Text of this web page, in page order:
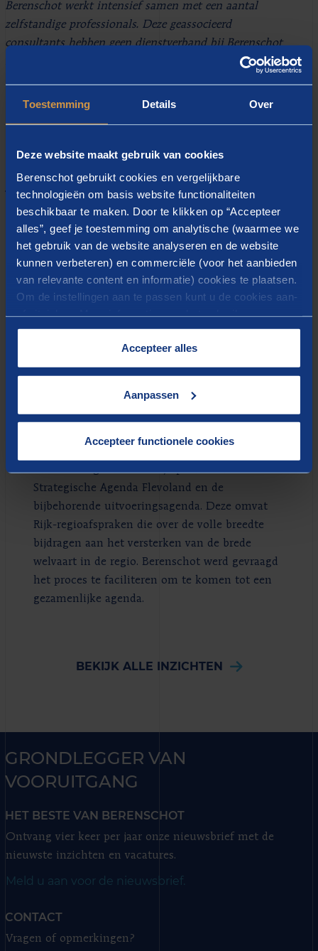
Toestemming Details Over
Deze website maakt gebruik van cookies
Berenschot gebruikt cookies en vergelijkbare
technologieën om basis website functionaliteiten
beschikbaar te maken. Door te klikken op “Accepteer
alles”, geef je toestemming om analytische (waarmee we
het gebruik van de website analyseren en de website
kunnen verbeteren) en commerciële (voor het aanbieden
van relevante content en informatie) cookies te plaatsen.
Om de instellingen aan te passen kunt u de cookies aan-
cookies op onze website treft u in onze
Accepteer alles
Aanpassen
Accepteer functionele cookies
Berenschot werkt intensief samen met een aantal
zelfstandige professionals. Deze geassocieerd
consultants hebben geen dienstverband bij Berenschot
maar zijn wel nauw betrokken bij Berenschot. Zij
vanwege hun specifieke kennis en vaardigheden.
Gerelateerde inzichten
Case
Begeleiding
totstandkomingsproces
Strategische Agenda
Flevoland
Nederland. Daarom werken provincie
Flevoland, de zes Flevolandse gemeenten,
Waterschap Zuiderzeeland en het Rijk samen
samenleving. Dit doen zij op basis van de
Strategische Agenda Flevoland en de
bijbehorende uitvoeringsagenda. Deze omvat
Rijk-regioafspraken die over de volle breedte
bijdragen aan het versterken van de brede
welvaart in de regio. Berenschot werd gevraagd
het proces te faciliteren om te komen tot een
gezamenlijke agenda.
BEKIJK ALLE INZICHTEN
GRONDLEGGER VAN
VOORUITGANG
HET BESTE VAN BERENSCHOT
Ontvang vier keer per jaar onze nieuwsbrief met de
nieuwste inzichten en vacatures.
Meld u aan voor de nieuwsbrief.
CONTACT
Vragen of opmerkingen?